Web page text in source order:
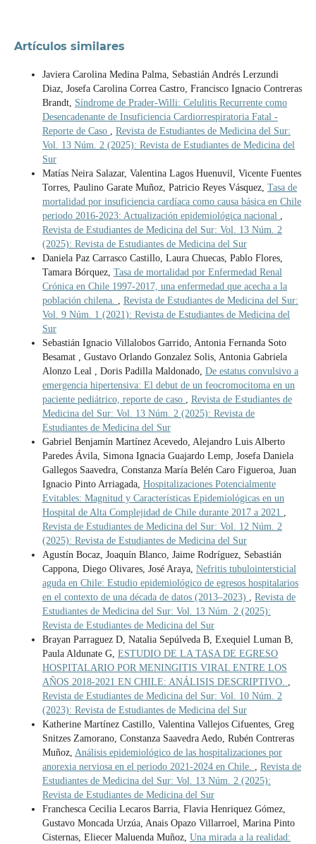
Artículos similares
Javiera Carolina Medina Palma, Sebastián Andrés Lerzundi
Diaz, Josefa Carolina Correa Castro, Francisco Ignacio Contreras
Brandt, Síndrome de Prader-Willi: Celulitis Recurrente como
Desencadenante de Insuficiencia Cardiorrespiratoria Fatal -
Reporte de Caso , Revista de Estudiantes de Medicina del Sur:
Vol. 13 Núm. 2 (2025): Revista de Estudiantes de Medicina del
Sur
Matías Neira Salazar, Valentina Lagos Huenuvil, Vicente Fuentes
Torres, Paulino Garate Muñoz, Patricio Reyes Vásquez, Tasa de
mortalidad por insuficiencia cardíaca como causa básica en Chile
periodo 2016-2023: Actualización epidemiológica nacional ,
Revista de Estudiantes de Medicina del Sur: Vol. 13 Núm. 2
(2025): Revista de Estudiantes de Medicina del Sur
Daniela Paz Carrasco Castillo, Laura Chuecas, Pablo Flores,
Tamara Bórquez, Tasa de mortalidad por Enfermedad Renal
Crónica en Chile 1997-2017, una enfermedad que acecha a la
población chilena. , Revista de Estudiantes de Medicina del Sur:
Vol. 9 Núm. 1 (2021): Revista de Estudiantes de Medicina del
Sur
Sebastián Ignacio Villalobos Garrido, Antonia Fernanda Soto
Besamat , Gustavo Orlando Gonzalez Solis, Antonia Gabriela
Alonzo Leal , Doris Padilla Maldonado, De estatus convulsivo a
emergencia hipertensiva: El debut de un feocromocitoma en un
paciente pediátrico, reporte de caso , Revista de Estudiantes de
Medicina del Sur: Vol. 13 Núm. 2 (2025): Revista de
Estudiantes de Medicina del Sur
Gabriel Benjamín Martínez Acevedo, Alejandro Luis Alberto
Paredes Ávila, Simona Ignacia Guajardo Lemp, Josefa Daniela
Gallegos Saavedra, Constanza María Belén Caro Figueroa, Juan
Ignacio Pinto Arriagada, Hospitalizaciones Potencialmente
Evitables: Magnitud y Características Epidemiológicas en un
Hospital de Alta Complejidad de Chile durante 2017 a 2021 ,
Revista de Estudiantes de Medicina del Sur: Vol. 12 Núm. 2
(2025): Revista de Estudiantes de Medicina del Sur
Agustín Bocaz, Joaquín Blanco, Jaime Rodríguez, Sebastián
Cappona, Diego Olivares, José Araya, Nefritis tubulointersticial
aguda en Chile: Estudio epidemiológico de egresos hospitalarios
en el contexto de una década de datos (2013–2023) , Revista de
Estudiantes de Medicina del Sur: Vol. 13 Núm. 2 (2025):
Revista de Estudiantes de Medicina del Sur
Brayan Parraguez D, Natalia Sepúlveda B, Exequiel Luman B,
Paula Aldunate G, ESTUDIO DE LA TASA DE EGRESO
HOSPITALARIO POR MENINGITIS VIRAL ENTRE LOS
AÑOS 2018-2021 EN CHILE: ANÁLISIS DESCRIPTIVO. ,
Revista de Estudiantes de Medicina del Sur: Vol. 10 Núm. 2
(2023): Revista de Estudiantes de Medicina del Sur
Katherine Martínez Castillo, Valentina Vallejos Cifuentes, Greg
Snitzes Zamorano, Constanza Saavedra Aedo, Rubén Contreras
Muñoz, Análisis epidemiológico de las hospitalizaciones por
anorexia nerviosa en el periodo 2021-2024 en Chile. , Revista de
Estudiantes de Medicina del Sur: Vol. 13 Núm. 2 (2025):
Revista de Estudiantes de Medicina del Sur
Franchesca Cecilia Lecaros Barria, Flavia Henriquez Gómez,
Gustavo Moncada Urzúa, Anais Opazo Villarroel, Marina Pinto
Cisternas, Eliecer Maluenda Muñoz, Una mirada a la realidad: